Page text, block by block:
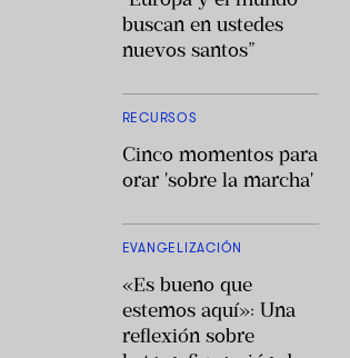
buscan en ustedes
nuevos santos”
RECURSOS
Cinco momentos para
orar 'sobre la marcha'
EVANGELIZACIÓN
«Es bueno que
estemos aquí»: Una
reflexión sobre